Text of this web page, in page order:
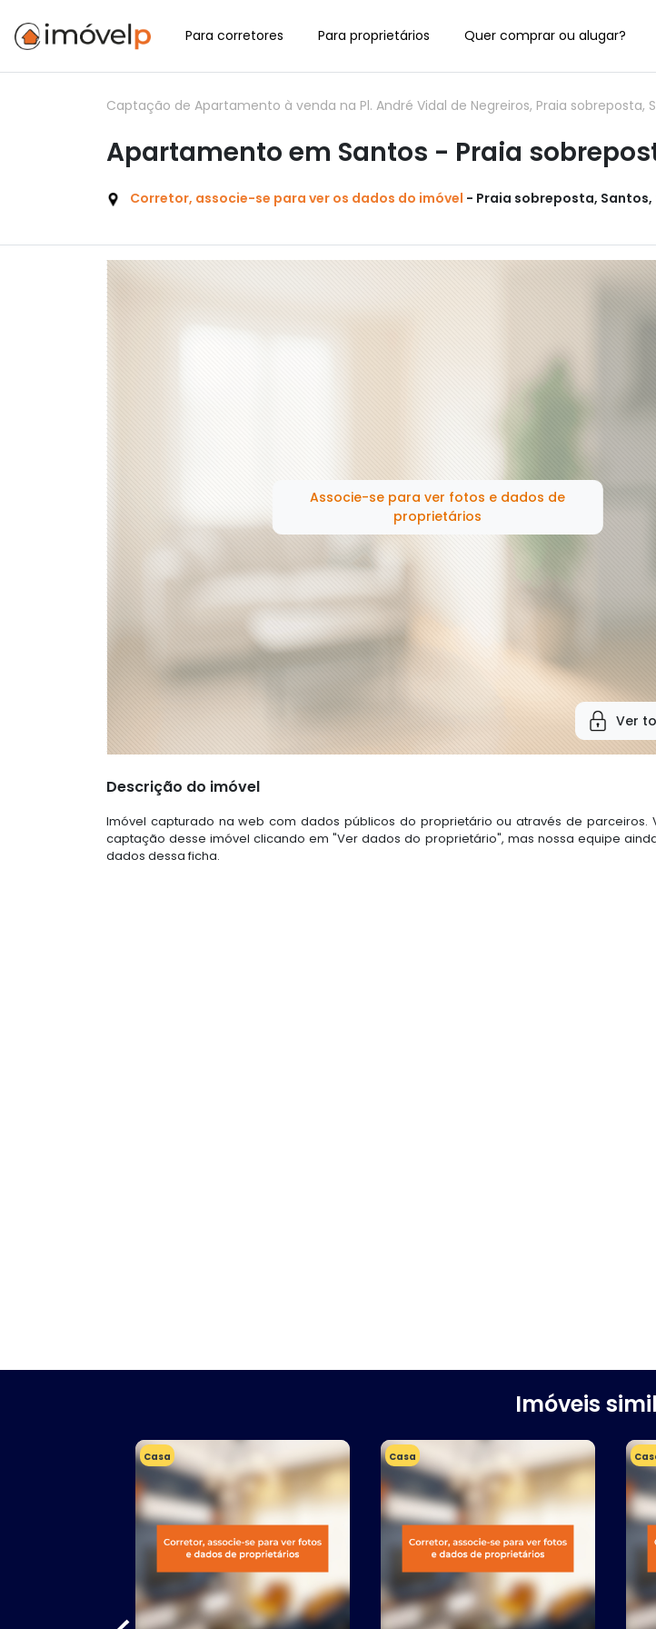
Para corretores Para proprietários Quer comprar ou alugar?
Captação de Apartamento à venda na Pl. André Vidal de Negreiros, Praia sobreposta,
Apartamento em Santos - Praia
Corretor, associe-se para ver os dados do imóvel - Praia sobreposta, Santos,
Associe-se para ver fotos e dados de
proprietários
Ver
Descrição do imóvel
Imóvel capturado na web com dados públicos do proprietário ou através de parceiros.
captação desse imóvel clicando em "Ver dados do proprietário", mas nossa equipe
dados dessa ficha.
Imóveis
Casa Casa